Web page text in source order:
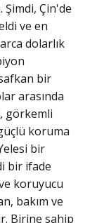
Şimdi, Çin'de
ve en
dolarlık
bir
arasında
görkemli
koruma
bir
bir ifade
koruyucu
bakım ve
Birine sahip